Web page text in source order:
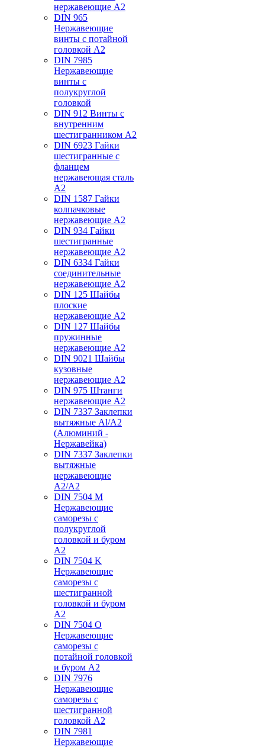
нержавеющие А2
DIN 965
Нержавеющие
винты с потайной
головкой А2
DIN 7985
Нержавеющие
винты с
полукруглой
головкой
DIN 912 Винты с
внутренним
шестигранником А2
DIN 6923 Гайки
шестигранные с
фланцем
нержавеющая сталь
А2
DIN 1587 Гайки
колпачковые
нержавеющие А2
DIN 934 Гайки
шестигранные
нержавеющие А2
DIN 6334 Гайки
соединительные
нержавеющие А2
DIN 125 Шайбы
плоские
нержавеющие А2
DIN 127 Шайбы
пружинные
нержавеющие А2
DIN 9021 Шайбы
кузовные
нержавеющие А2
DIN 975 Штанги
нержавеющие А2
DIN 7337 Заклепки
вытяжные Al/A2
(Алюминий -
Нержавейка)
DIN 7337 Заклепки
вытяжные
нержавеющие
A2/A2
DIN 7504 M
Нержавеющие
саморезы с
полукруглой
головкой и буром
А2
DIN 7504 K
Нержавеющие
саморезы с
шестигранной
головкой и буром
А2
DIN 7504 O
Нержавеющие
саморезы с
потайной головкой
и буром А2
DIN 7976
Нержавеющие
саморезы с
шестигранной
головкой А2
DIN 7981
Нержавеющие